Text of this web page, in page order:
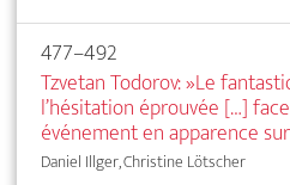
477–492
Tzvetan Todorov: »Le
l’hésitation éprouvée […]
événement en apparence
Daniel Illger, Christine Lötscher